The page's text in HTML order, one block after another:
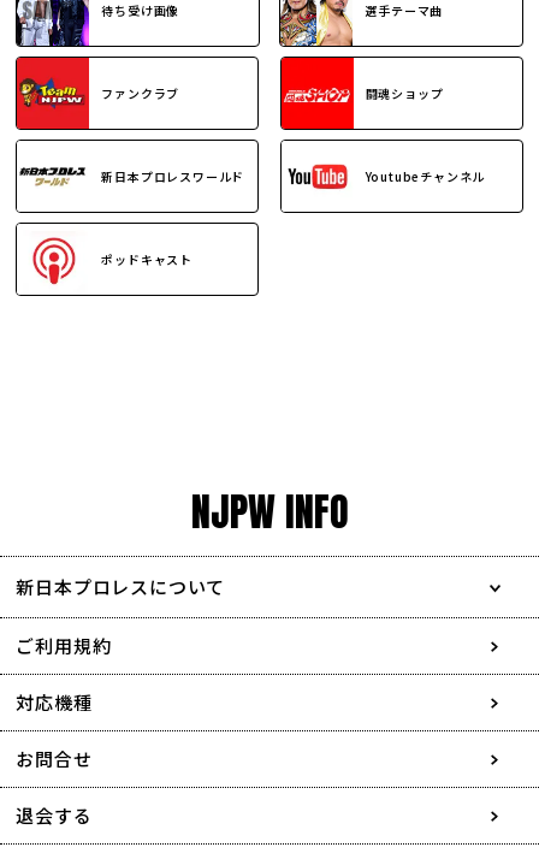
待ち受け画像 選手テーマ曲
ファンクラブ 闘魂ショップ
新日本プロレスワールド Youtubeチャンネル
ポッドキャスト
NJPW INFO
新日本プロレスについて
会社情報
採用情報
協賛・広告媒体のご案内
特定商取引に関する表記
ご利用規約
対応機種
お問合せ
退会する